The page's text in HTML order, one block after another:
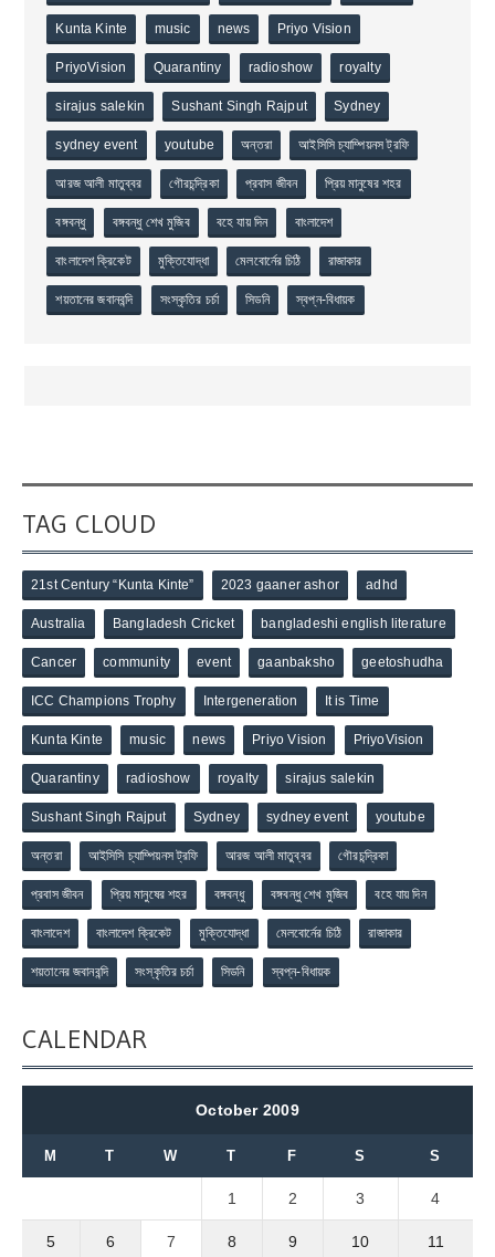
Kunta Kinte music news Priyo Vision
PriyoVision Quarantiny radioshow royalty
sirajus salekin Sushant Singh Rajput Sydney
sydney event youtube অন্তরা আইসিসি চ্যাম্পিয়নস ট্রফি
আরজ আলী মাতুব্বর গৌরচন্দ্রিকা প্রবাস জীবন প্রিয় মানুষের শহর
বঙ্গবন্ধু বঙ্গবন্ধু শেখ মুজিব বহে যায় দিন বাংলাদেশ
বাংলাদেশ ক্রিকেট মুক্তিযোদ্ধা মেলবোর্নের চিঠি রাজাকার
শয়তানের জবানবন্দি সংস্কৃতির চর্চা সিডনি স্বপ্ন-বিধায়ক
TAG CLOUD
21st Century “Kunta Kinte” 2023 gaaner ashor adhd
Australia Bangladesh Cricket bangladeshi english literature
Cancer community event gaanbaksho geetoshudha
ICC Champions Trophy Intergeneration It is Time
Kunta Kinte music news Priyo Vision PriyoVision
Quarantiny radioshow royalty sirajus salekin
Sushant Singh Rajput Sydney sydney event youtube
অন্তরা আইসিসি চ্যাম্পিয়নস ট্রফি আরজ আলী মাতুব্বর গৌরচন্দ্রিকা
প্রবাস জীবন প্রিয় মানুষের শহর বঙ্গবন্ধু বঙ্গবন্ধু শেখ মুজিব বহে যায় দিন
বাংলাদেশ বাংলাদেশ ক্রিকেট মুক্তিযোদ্ধা মেলবোর্নের চিঠি রাজাকার
শয়তানের জবানবন্দি সংস্কৃতির চর্চা সিডনি স্বপ্ন-বিধায়ক
CALENDAR
October 2009
M T W T F S S
1 2 3 4
5 6 7 8 9 10 11